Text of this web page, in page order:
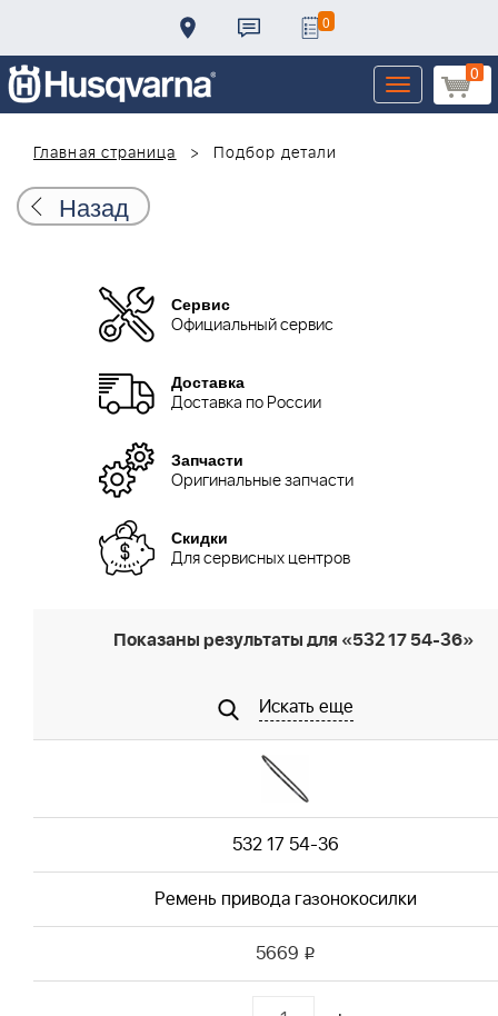
0
0
Toggle
navigation
Главная страница
Подбор детали
Назад
Сервис
Официальный сервис
Доставка
Доставка по России
Запчасти
Оригинальные запчасти
Скидки
Для сервисных центров
Показаны результаты для «532 17 54-36»
Искать еще
532 17 54-36
Ремень привода газонокосилки
5669 i